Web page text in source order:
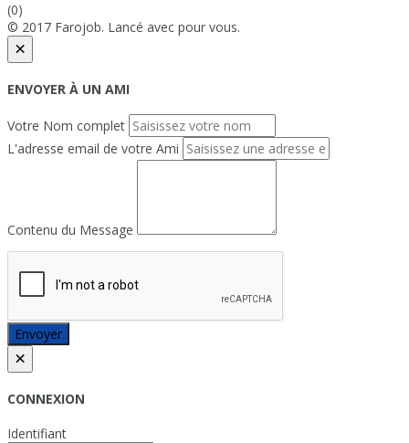
(0)
© 2017 Farojob. Lancé avec pour vous.
×
ENVOYER À UN AMI
Votre Nom complet
L'adresse email de votre Ami
Contenu du Message
Envoyer
×
CONNEXION
Identifiant